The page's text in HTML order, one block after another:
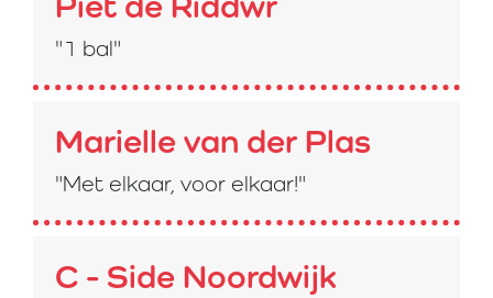
"1 bal"
Marielle van der Plas
"Met elkaar, voor elkaar!"
C - Side Noordwijk